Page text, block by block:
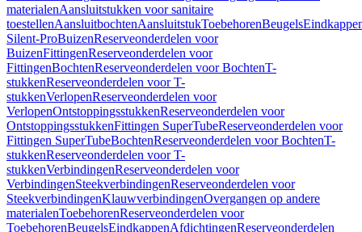
materialenAansluitstukken voor sanitaire
toestellenAansluitbochtenAansluitstukToebehorenBeugels
Silent-ProBuizenReserveonderdelen voor
BuizenFittingenReserveonderdelen voor
FittingenBochtenReserveonderdelen voor BochtenT-
stukkenReserveonderdelen voor T-
stukkenVerlopenReserveonderdelen voor
VerlopenOntstoppingsstukkenReserveonderdelen voor
OntstoppingsstukkenFittingen SuperTubeReserveonderdelen voor
Fittingen SuperTubeBochtenReserveonderdelen voor BochtenT-
stukkenReserveonderdelen voor T-
stukkenVerbindingenReserveonderdelen voor
VerbindingenSteekverbindingenReserveonderdelen voor
SteekverbindingenKlauwverbindingenOvergangen op andere
materialenToebehorenReserveonderdelen voor
ToebehorenBeugelsEindkappenAfdichtingenReserveonderdelen